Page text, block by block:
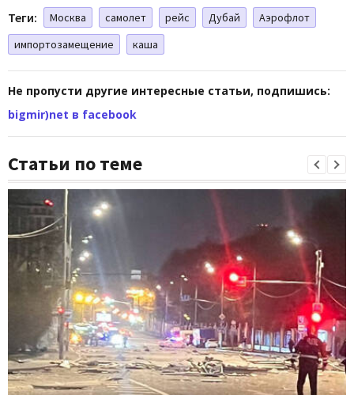
Теги: Москва самолет рейс Дубай
Аэрофлот
импортозамещение
каша
Не пропусти другие интересные статьи, подпишись:
bigmir)net в facebook
Статьи по теме